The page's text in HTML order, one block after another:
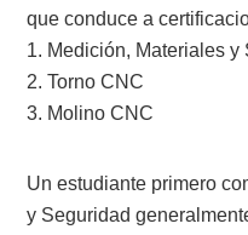
que conduce a
1. Medición, Materiales y
2. Torno CNC
3. Molino CNC
Un estudiante primero
y Seguridad